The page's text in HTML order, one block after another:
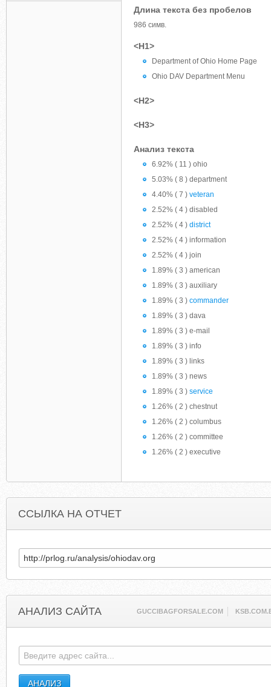
Длина текста без пробелов
986 симв.
<H1>
Department of Ohio Home Page
Ohio DAV Department Menu
<H2>
<H3>
Анализ текста
6.92% ( 11 ) ohio
5.03% ( 8 ) department
4.40% ( 7 ) veteran
2.52% ( 4 ) disabled
2.52% ( 4 ) district
2.52% ( 4 ) information
2.52% ( 4 ) join
1.89% ( 3 ) american
1.89% ( 3 ) auxiliary
1.89% ( 3 ) commander
1.89% ( 3 ) dava
1.89% ( 3 ) e-mail
1.89% ( 3 ) info
1.89% ( 3 ) links
1.89% ( 3 ) news
1.89% ( 3 ) service
1.26% ( 2 ) chestnut
1.26% ( 2 ) columbus
1.26% ( 2 ) committee
1.26% ( 2 ) executive
ССЫЛКА НА ОТЧЕТ
АНАЛИЗ САЙТА GUCCIBAGFORSALE.COM